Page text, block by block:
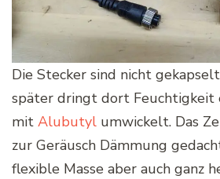
Die Stecker sind nicht
später dringt dort Feuchtigkeit
mit Alubutyl umwickelt. Das
zur Geräusch Dämmung
flexible Masse aber auch ganz